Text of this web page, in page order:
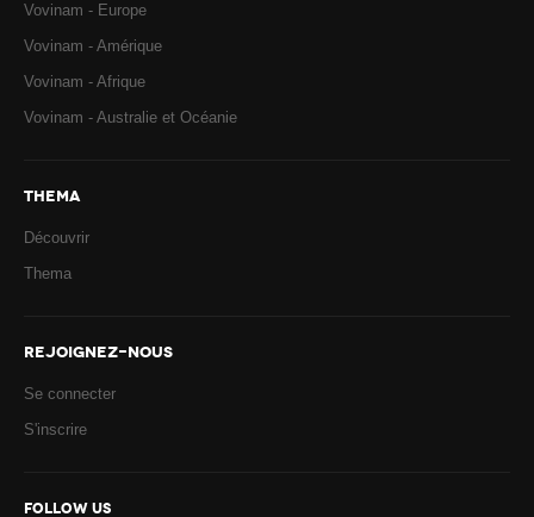
Vovinam - Europe
Vovinam - Amérique
Vovinam - Afrique
Vovinam - Australie et Océanie
THEMA
Découvrir
Thema
REJOIGNEZ-NOUS
Se connecter
S'inscrire
FOLLOW US